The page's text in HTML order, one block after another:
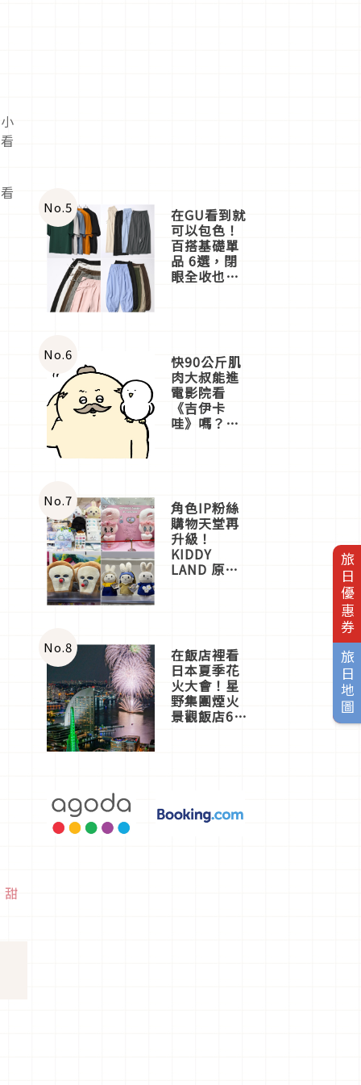
旅日優惠券
旅日地圖
甜
No.5 在GU看到就
可以包色！
百搭基礎單
品 6選，閉
眼全收也不
No.6 快90公斤肌
肉大叔能進
電影院看
《吉伊卡
哇》嗎？日
一同給出了
答案
No.7 角色IP粉絲
購物天堂再
升級！
KIDDY
LAND 原宿
店3分即達
No.8 在飯店裡看
日本夏季花
火大會！星
野集團煙火
景觀飯店6